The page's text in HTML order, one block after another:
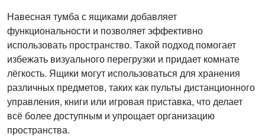
Навесная тумба с ящиками добавляет
функциональности и позволяет эффективно
использовать пространство. Такой подход помогает
избежать визуального перегрузки и придает комнате
лёгкость. Ящики могут использоваться для хранения
различных предметов, таких как пульты дистанционного
управления, книги или игровая приставка, что делает
всё более доступным и упрощает организацию
пространства.